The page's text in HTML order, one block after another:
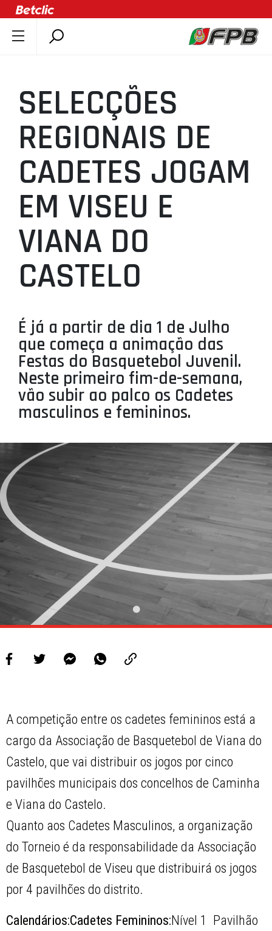
ÚLTIMAS
COMPETIÇÕES
ASSOCIAÇÕES
CLUBES
AGENTES
AGENDA
SELEÇÕES
MINIBASQUETE
ÁREA TÉCNICA
PROJETOS
LIGA BETCLIC FEMININA
SELECÇÕES
REGIONAIS DE
CADETES JOGAM
EM VISEU E
VIANA DO
CASTELO
É já a partir de dia 1 de Julho
que começa a animação das
Festas do Basquetebol Juvenil.
Neste primeiro fim-de-semana,
vão subir ao palco os Cadetes
masculinos e femininos.
A competição entre os cadetes femininos está a
cargo da Associação de Basquetebol de Viana do
Castelo, que vai distribuir os jogos por cinco
pavilhões municipais dos concelhos de Caminha
e Viana do Castelo.
Quanto aos Cadetes Masculinos, a organização
do Torneio é da responsabilidade da Associação
de Basquetebol de Viseu que distribuirá os jogos
por 4 pavilhões do distrito.
Calendários:Cadetes Femininos:Nível 1  Pavilhão